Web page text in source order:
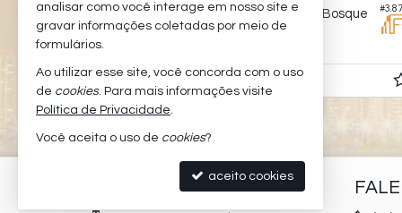
#3.110 Apartamento no Edifício Reserva do Bosque
R$ 858.000,
PADILHA IMÓVEIS
analisar como você interage em nosso site e
gravar informações coletadas por meio de
formulários.
Ao utilizar esse site, você concorda com o uso
de cookies. Para mais informações visite
Política de Privacidade.
Você aceita o uso de cookies?
aceito cookies